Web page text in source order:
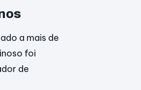
a mais de
foi
de